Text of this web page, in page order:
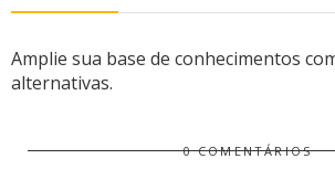
Amplie sua base de conhecimentos
alternativas.
0 COMENTÁRIOS